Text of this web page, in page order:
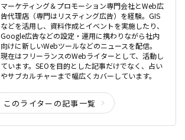
マーケティング＆プロモーション専門会社とWeb広
告代理店（専門はリスティング広告）を経験。GIS
などを活用し、資料作成とイベントを実施したり、
Google広告などの設定・運用に携わりながら社内
向けに新しいWebツールなどのニュースを配信。
現在はフリーランスのWebライターとして、活動し
ています。SEOを目的とした記事だけでなく、占い
やサブカルチャーまで幅広くカバーしています。
このライターの記事一覧